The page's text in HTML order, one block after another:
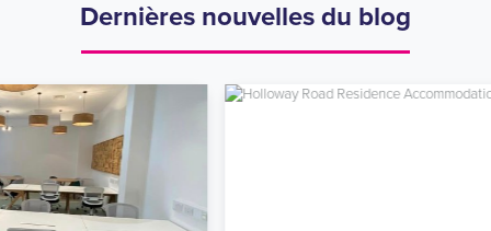
Dernières nouvelles du blog